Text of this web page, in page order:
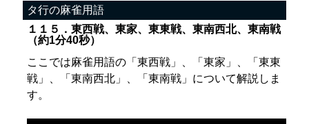
タ行の麻雀用語
１１５．東西戦、東家、東東戦、東南西北、東南戦
（約1分40秒）
ここでは麻雀用語の「東西戦」、「東家」、「東東
戦」、「東南西北」、「東南戦」について解説しま
す。